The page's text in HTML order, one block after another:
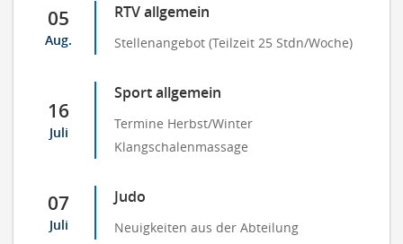
05
Aug.
RTV allgemein
Stellenangebot (Teilzeit 25 Stdn/Woche)
16
Juli
Sport allgemein
Termine Herbst/Winter
Klangschalenmassage
07
Juli
Judo
Neuigkeiten aus der Abteilung